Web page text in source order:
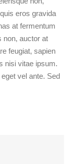
eros gravida
at fermentum
non, auctor at
feugiat, sapien
nisi vitae ipsum.
vel ante. Sed